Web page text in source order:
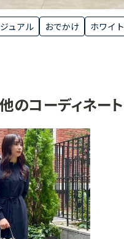
ュアル おでかけ ホワイト
のコーディネート